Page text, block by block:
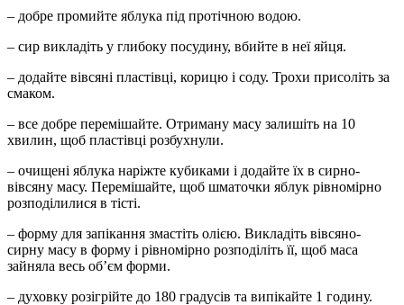
– добре промийте яблука під протічною водою.
– сир викладіть у глибоку посудину, вбийте в неї яйця.
– додайте вівсяні пластівці, корицю і соду. Трохи присоліть за
смаком.
– все добре перемішайте. Отриману масу залишіть на 10
хвилин, щоб пластівці розбухнули.
– очищені яблука наріжте кубиками і додайте їх в сирно-
вівсяну масу. Перемішайте, щоб шматочки яблук рівномірно
розподілилися в тісті.
– форму для запікання змастіть олією. Викладіть вівсяно-
сирну масу в форму і рівномірно розподіліть її, щоб маса
зайняла весь об’єм форми.
– духовку розігрійте до 180 градусів та випікайте 1 годину.